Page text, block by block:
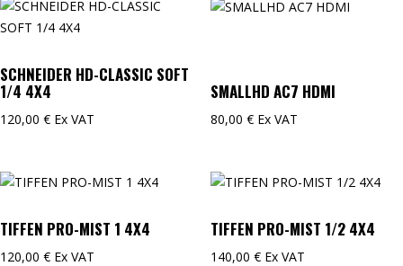
SCHNEIDER HD-CLASSIC SOFT
1/4 4X4
120,00 € Ex VAT
SMALLHD AC7 HDMI
80,00 € Ex VAT
TIFFEN PRO-MIST 1 4X4
120,00 € Ex VAT
TIFFEN PRO-MIST 1/2 4X4
140,00 € Ex VAT